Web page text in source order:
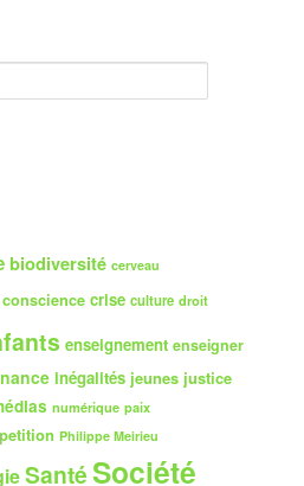
biodiversité cerveau
conscience crise culture droit
enseignement enseigner
inégalités jeunes justice
numérique paix
petition Philippe Meirieu
SantéSociété